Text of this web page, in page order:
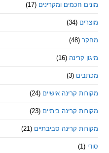
חכמים ומקרינים (17)
(16)
קרינה אישיים (24)
קרינה ביתיים (23)
קרינה סביבתיים (21)